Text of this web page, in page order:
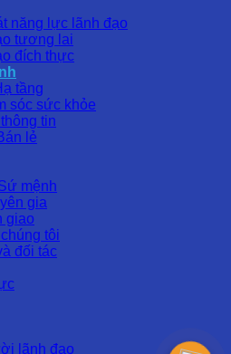
năng lực lãnh đạo
tương lai
đích thực
tầng
sóc sức khỏe
tin
lẻ
mệnh
gia
giao
tôi
đối tác
lãnh đạo